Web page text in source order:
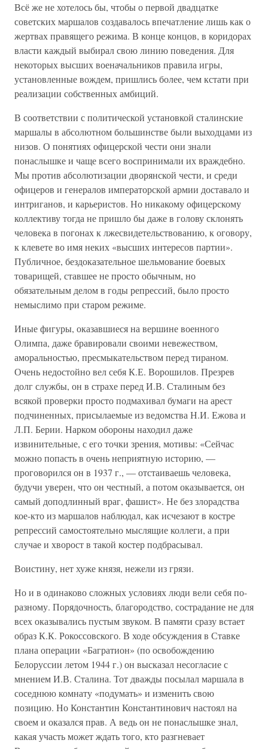
Всё же не хотелось бы, чтобы о первой двадцатке
советских маршалов создавалось впечатление лишь как о
жертвах правящего режима. В конце концов, в коридорах
власти каждый выбирал свою линию поведения. Для
некоторых высших военачальников правила игры,
установленные вождем, пришлись более, чем кстати при
реализации собственных амбиций.
В соответствии с политической установкой сталинские
маршалы в абсолютном большинстве были выходцами из
низов. О понятиях офицерской чести они знали
понаслышке и чаще всего воспринимали их враждебно.
Мы против абсолютизации дворянской чести, и среди
офицеров и генералов императорской армии доставало и
интриганов, и карьеристов. Но никакому офицерскому
коллективу тогда не пришло бы даже в голову склонять
человека в погонах к лжесвидетельствованию, к оговору,
к клевете во имя неких «высших интересов партии».
Публичное, бездоказательное шельмование боевых
товарищей, ставшее не просто обычным, но
обязательным делом в годы репрессий, было просто
немыслимо при старом режиме.
Иные фигуры, оказавшиеся на вершине военного
Олимпа, даже бравировали своими невежеством,
аморальностью, пресмыкательством перед тираном.
Очень недостойно вел себя К.Е. Ворошилов. Презрев
долг службы, он в страхе перед И.В. Сталиным без
всякой проверки просто подмахивал бумаги на арест
подчиненных, присылаемые из ведомства Н.И. Ежова и
Л.П. Берии. Нарком обороны находил даже
извинительные, с его точки зрения, мотивы: «Сейчас
можно попасть в очень неприятную историю, —
проговорился он в 1937 г., — отстаиваешь человека,
будучи уверен, что он честный, а потом оказывается, он
самый доподлинный враг, фашист». Не без злорадства
кое-кто из маршалов наблюдал, как исчезают в костре
репрессий самостоятельно мыслящие коллеги, а при
случае и хворост в такой костер подбрасывал.
Воистину, нет хуже князя, нежели из грязи.
Но и в одинаково сложных условиях люди вели себя по-
разному. Порядочность, благородство, сострадание не для
всех оказывались пустым звуком. В памяти сразу встает
образ К.К. Рокоссовского. В ходе обсуждения в Ставке
плана операции «Багратион» (по освобождению
Белоруссии летом 1944 г.) он высказал несогласие с
мнением И.В. Сталина. Тот дважды посылал маршала в
соседнюю комнату «подумать» и изменить свою
позицию. Но Константин Константинович настоял на
своем и оказался прав. А ведь он не понаслышке знал,
какая участь может ждать того, кто разгневает